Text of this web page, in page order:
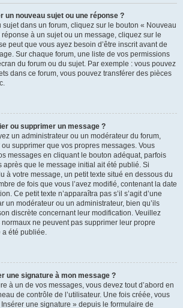
un nouveau sujet ou une réponse ?
dans un forum, cliquez sur le bouton « Nouveau
à un sujet ou un message, cliquez sur le
peut que vous ayez besoin d’être inscrit avant de
Sur chaque forum, une liste de vos permissions
du forum ou du sujet. Par exemple : vous pouvez
dans ce forum, vous pouvez transférer des pièces
ou supprimer un message ?
un administrateur ou un modérateur du forum,
supprimer que vos propres messages. Vous
messages en cliquant le bouton adéquat, parfois
après que le message initial ait été publié. Si
à votre message, un petit texte situé en dessous du
de fois que vous l’avez modifié, contenant la date
Ce petit texte n’apparaîtra pas s’il s’agit d’une
un modérateur ou un administrateur, bien qu’ils
discrète concernant leur modification. Veuillez
ne peuvent pas supprimer leur propre
a été publiée.
une signature à mon message ?
à un de vos messages, vous devez tout d’abord en
de contrôle de l’utilisateur. Une fois créée, vous
une signature » depuis le formulaire de